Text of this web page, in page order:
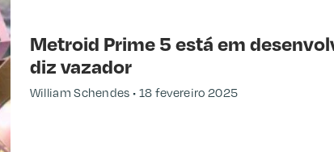
Metroid Prime 5 está em
diz vazador
William Schendes 18 fevereiro 2025